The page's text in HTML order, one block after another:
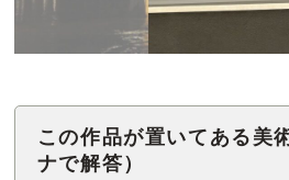
この作品が置いてある美
ナで解答）